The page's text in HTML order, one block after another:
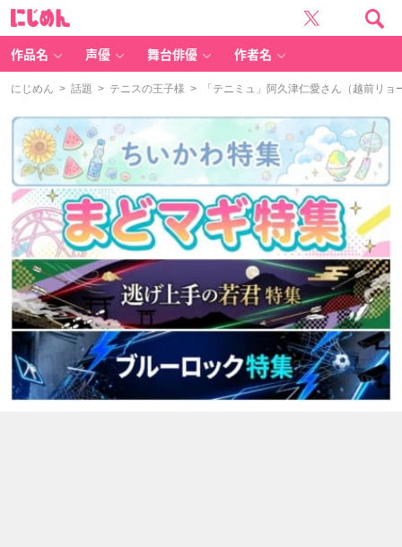
作品名 声優 舞台俳優 作者名
にじめん > 話題 > テニスの王子様 > 「テニミュ」阿久津仁愛さん（越前リョ